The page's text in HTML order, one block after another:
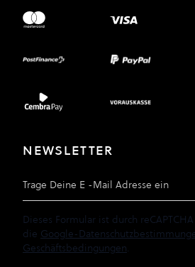
NEWSLETTER
Dieses Formular ist durch
die Google-
Geschäftsbedingungen.